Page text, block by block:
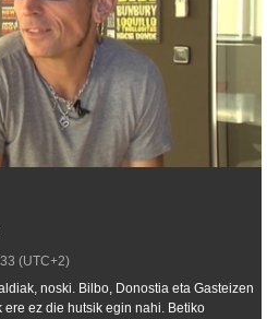
(UTC+2)
noski. Bilbo, Donostia eta Gasteizen
ez die hutsik egin nahi. Betiko